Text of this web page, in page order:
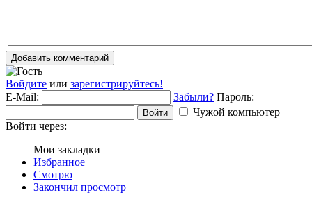
Добавить комментарий
Войдите или зарегистрируйтесь!
E-Mail:
Забыли? Пароль:
Войти
Чужой компьютер
Войти через:
Мои закладки
Избранное
Смотрю
Закончил просмотр